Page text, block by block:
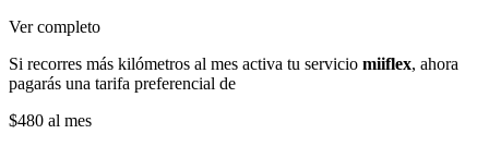
Ver completo
Si recorres más kilómetros al mes activa tu servicio miiflex, ahora
pagarás una tarifa preferencial de
$480 al mes